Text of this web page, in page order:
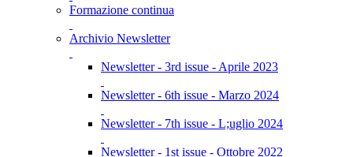
Formazione continua
Archivio Newsletter
Newsletter - 3rd issue - Aprile 2023
Newsletter - 6th issue - Marzo 2024
Newsletter - 7th issue - L;uglio 2024
Newsletter - 1st issue - Ottobre 2022